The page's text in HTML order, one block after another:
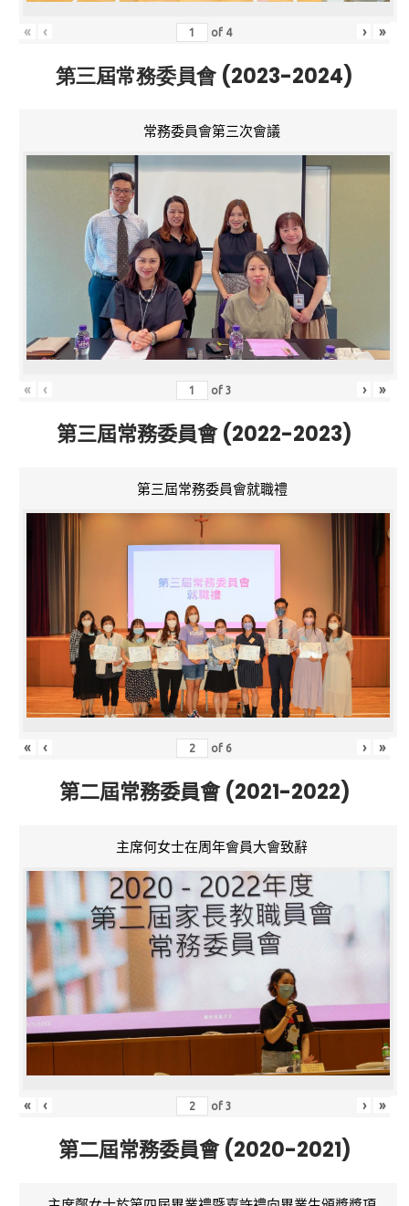
« ‹ of 4 › »
第三屆常務委員會 (2023-2024)
常務委員會第三次會議
« ‹ of3 › »
第三屆常務委員會 (2022-2023)
第三屆常務委員會就職禮
« ‹ of 6 › »
第二屆常務委員會 (2021-2022)
主席何女士在周年會員大會致辭
« ‹ of3 › »
第二屆常務委員會 (2020-2021)